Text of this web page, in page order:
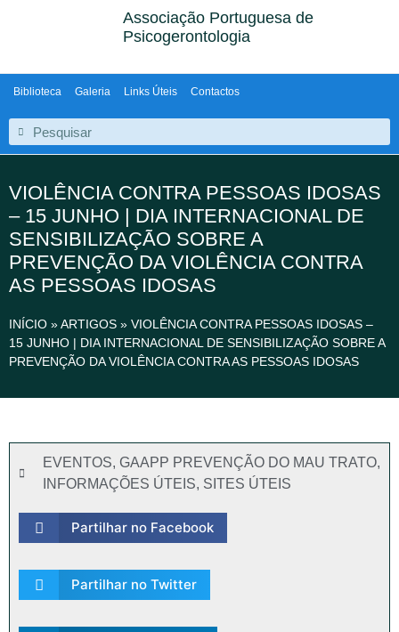
Associação Portuguesa de
Psicogerontologia
Biblioteca Galeria Links Úteis Contactos
VIOLÊNCIA CONTRA PESSOAS IDOSAS
– 15 JUNHO | DIA INTERNACIONAL DE
SENSIBILIZAÇÃO SOBRE A
PREVENÇÃO DA VIOLÊNCIA CONTRA
AS PESSOAS IDOSAS
INÍCIO »ARTIGOS » VIOLÊNCIA CONTRA PESSOAS IDOSAS –
15 JUNHO | DIA INTERNACIONAL DE SENSIBILIZAÇÃO SOBRE A
PREVENÇÃO DA VIOLÊNCIA CONTRA AS PESSOAS IDOSAS
EVENTOS, GAAPP PREVENÇÃO DO MAU TRATO,
INFORMAÇÕES ÚTEIS, SITES ÚTEIS
Partilhar no Facebook
Partilhar no Twitter